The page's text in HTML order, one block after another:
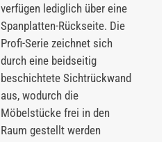
verfügen lediglich über eine
Spanplatten-Rückseite. Die
Profi-Serie zeichnet sich
durch eine beidseitig
beschichtete Sichtrückwand
aus, wodurch die
Möbelstücke frei in den
Raum gestellt werden